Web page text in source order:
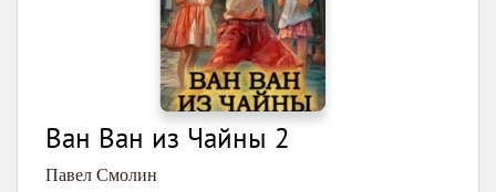
Ван Ван из Чайны 2
Павел Смолин